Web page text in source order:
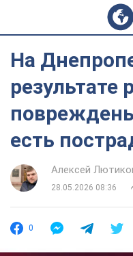
На
результате
есть
Алексей
28.05.2026 08:36
0